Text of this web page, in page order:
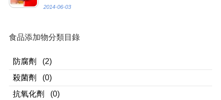
2014-06-03
食品添加物分類目錄
防腐劑
(2)
殺菌劑
(0)
抗氧化劑
(0)